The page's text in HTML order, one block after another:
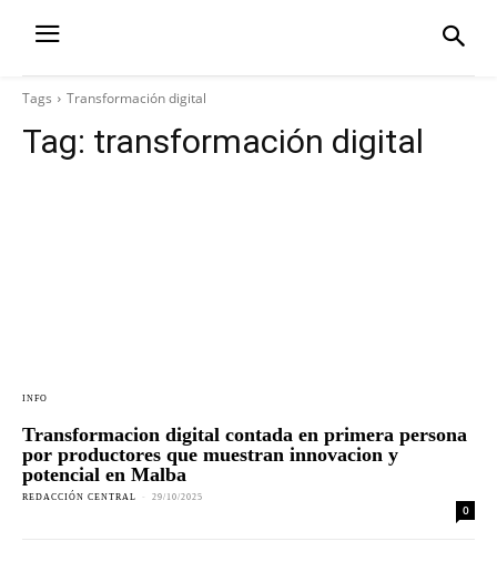
Tags Transformación digital
Tag: transformación digital
INFO
Transformacion digital contada en primera persona
por productores que muestran innovacion y
potencial en Malba
REDACCIÓN CENTRAL - 29/10/2025
0